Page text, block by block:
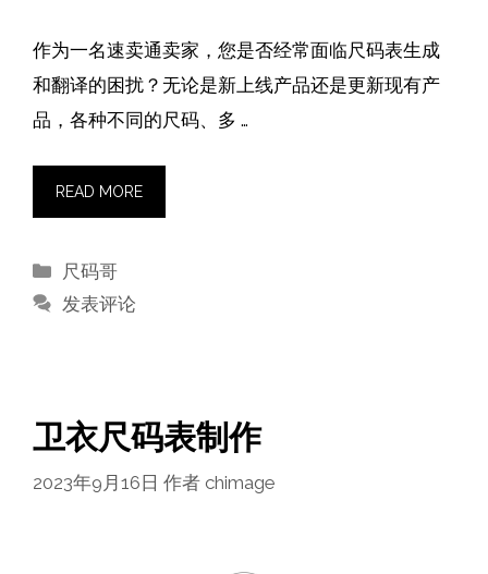
作为一名速卖通卖家，您是否经常面临尺码表生成
和翻译的困扰？无论是新上线产品还是更新现有产
品，各种不同的尺码、多 …
READ MORE
分
类
尺码哥
发表评论
卫衣尺码表制作
2023年9月16日 作者 chimage